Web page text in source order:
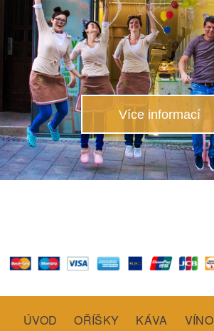
Více informací
ÚVOD OŘÍŠKY KÁVA VÍNO